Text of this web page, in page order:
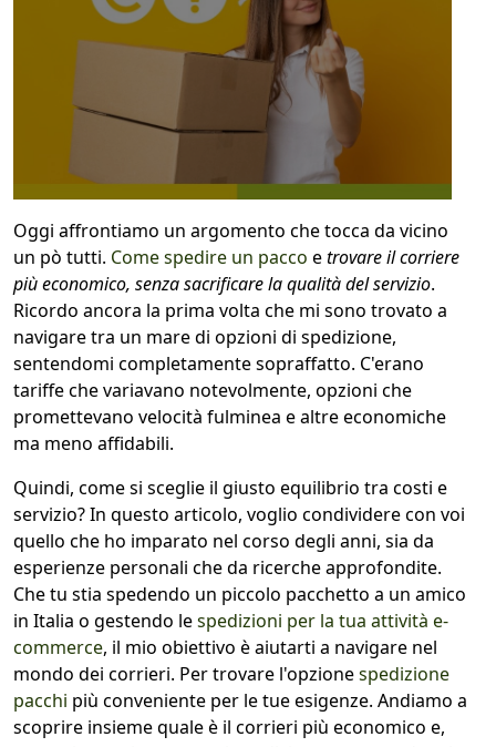
Nazione arrivo
quantità
1
COLLO 1
kg cm
Oggi affrontiamo un argomento che tocca da vicino
un pò tutti. Come spedire un pacco etrovare il corriere
più economico, senza sacrificare la qualità del servizio.
Ricordo ancora la prima volta che mi sono trovato a
navigare tra un mare di opzioni di spedizione,
sentendomi completamente sopraffatto. C'erano
tariffe che variavano notevolmente, opzioni che
promettevano velocità fulminea e altre economiche
ma meno affidabili.
Quindi, come si sceglie il giusto equilibrio tra costi e
servizio? In questo articolo, voglio condividere con voi
quello che ho imparato nel corso degli anni, sia da
esperienze personali che da ricerche approfondite.
Che tu stia spedendo un piccolo pacchetto a un amico
in Italia o gestendo lespedizioni per la tua attività e-
commerce, il mio obiettivo è aiutarti a navigare nel
mondo dei corrieri. Per trovare l'opzionespedizione
pacchi più conveniente per le tue esigenze. Andiamo a
scoprire insieme quale è il corrieri più economico e,